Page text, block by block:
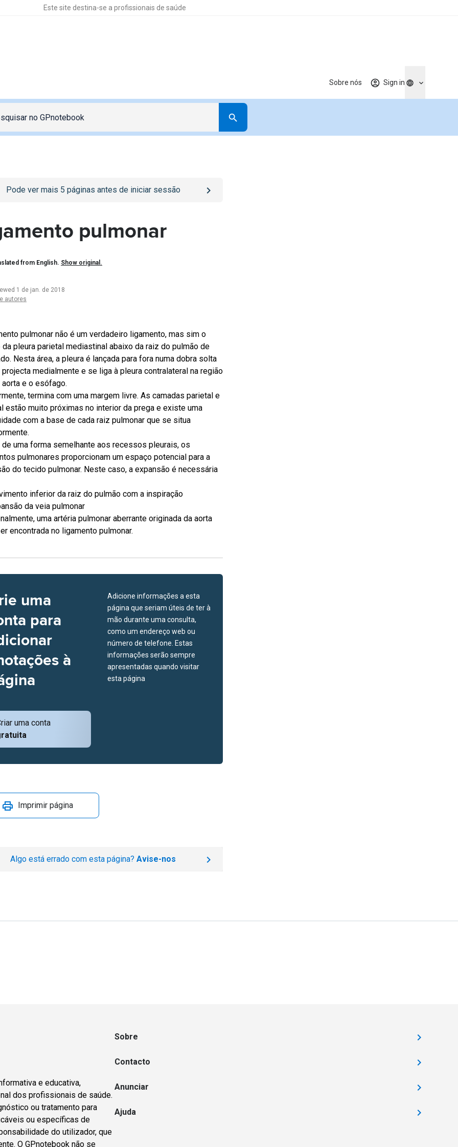
Este site destina-se a profissionais de saúde
Sobre nós Sign in
/sign-inpage
Pode ver mais 5 páginas antes de iniciar sessão
pulmonar
from English. Show original.
1 de jan. de 2018
autores
pulmonar não é um verdadeiro ligamento, mas sim o
pleura parietal mediastinal abaixo da raiz do pulmão de
Nesta área, a pleura é lançada para fora numa dobra solta
medialmente e se liga à pleura contralateral na região
aorta e o esófago.
termina com uma margem livre. As camadas parietal e
estão muito próximas no interior da prega e existe uma
com a base de cada raiz pulmonar que se situa
uma forma semelhante aos recessos pleurais, os
pulmonares proporcionam um espaço potencial para a
do tecido pulmonar. Neste caso, a expansão é necessária
inferior da raiz do pulmão com a inspiração
da veia pulmonar
uma artéria pulmonar aberrante originada da aorta
encontrada no ligamento pulmonar.
uma
para
à
uma conta
Adicione informações a esta
página que seriam úteis de ter à
mão durante uma consulta,
como um endereço web ou
número de telefone. Estas
informações serão sempre
apresentadas quando visitar
esta página
Imprimir página
Algo está errado com esta página? Avise-nos
e educativa,
dos profissionais de saúde.
ou tratamento para
ou específicas de
do utilizador, que
O GPnotebook não se
Sobre
Contacto
Anunciar
Ajuda